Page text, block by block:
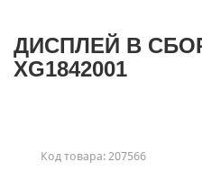
ДИСПЛЕЙ В
XG1842001
Код товара: 207566